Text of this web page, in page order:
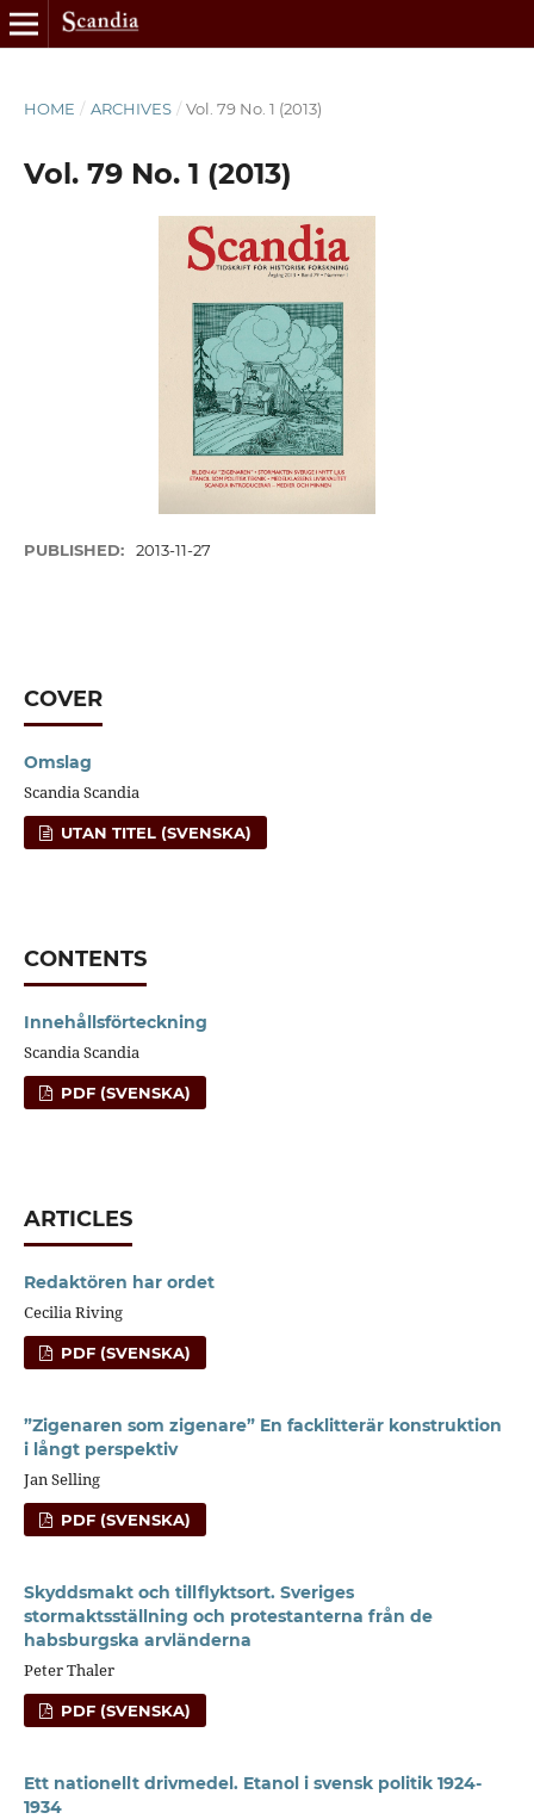
HOME / ARCHIVES / Vol. 79 No. 1 (2013)
Vol. 79 No. 1 (2013)
PUBLISHED: 2013-11-27
COVER
Omslag
Scandia Scandia
UTAN TITEL (SVENSKA)
CONTENTS
Innehållsförteckning
Scandia Scandia
PDF (SVENSKA)
ARTICLES
Redaktören har ordet
Cecilia Riving
PDF (SVENSKA)
”Zigenaren som zigenare” En facklitterär konstruktion
i långt perspektiv
Jan Selling
PDF (SVENSKA)
Skyddsmakt och tillflyktsort. Sveriges
stormaktsställning och protestanterna från de
habsburgska arvländerna
Peter Thaler
PDF (SVENSKA)
Ett nationellt drivmedel. Etanol i svensk politik 1924-
1934